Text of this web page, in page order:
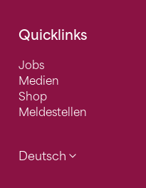
Quicklinks
Jobs
Medien
Shop
Meldestellen
Deutsch